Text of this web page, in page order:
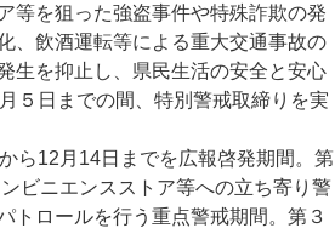
等を狙った強盗事件や特殊詐欺の発
、飲酒運転等による重大交通事故の
生を抑止し、県民生活の安全と安心
５日までの間、特別警戒取締りを実
ら12月14日までを広報啓発期間。第
ビニエンスストア等への立ち寄り警
トロールを行う重点警戒期間。第３